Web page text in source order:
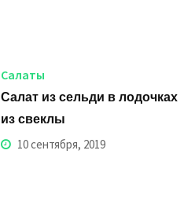
Салаты
Салат из сельди в лодочках
из свеклы
10 сентября, 2019